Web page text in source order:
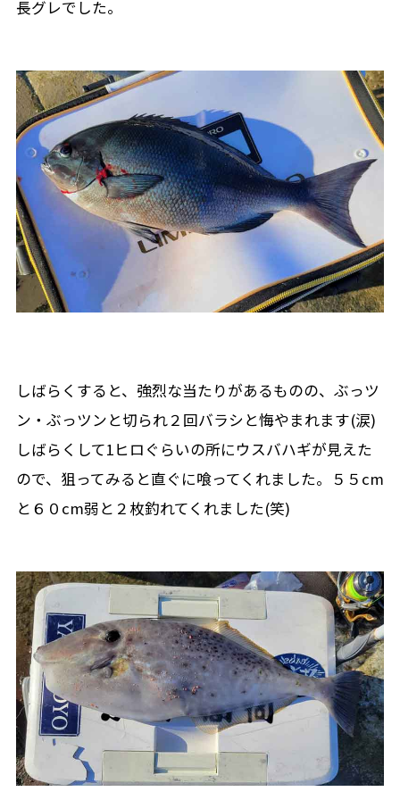
長グレでした。
しばらくすると、強烈な当たりがあるものの、ぶっツ
ン・ぶっツンと切られ２回バラシと悔やまれます(涙)
しばらくして1ヒロぐらいの所にウスバハギが見えた
ので、狙ってみると直ぐに喰ってくれました。５５cm
と６０cm弱と２枚釣れてくれました(笑)